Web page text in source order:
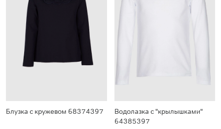
Блузка с кружевом 68374397
Водолазка с "крылышками"
64385397